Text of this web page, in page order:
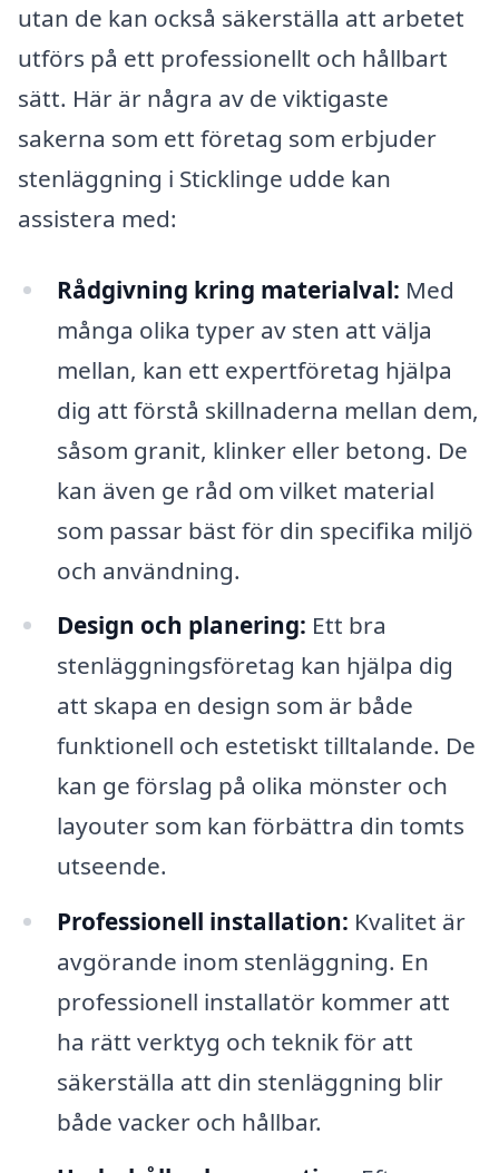
utan de kan också säkerställa att arbetet
utförs på ett professionellt och hållbart
sätt. Här är några av de viktigaste
sakerna som ett företag som erbjuder
stenläggning i Sticklinge udde kan
assistera med:
Rådgivning kring materialval: Med
många olika typer av sten att välja
mellan, kan ett expertföretag hjälpa
dig att förstå skillnaderna mellan dem,
såsom granit, klinker eller betong. De
kan även ge råd om vilket material
som passar bäst för din specifika miljö
och användning.
Design och planering: Ett bra
stenläggningsföretag kan hjälpa dig
att skapa en design som är både
funktionell och estetiskt tilltalande. De
kan ge förslag på olika mönster och
layouter som kan förbättra din tomts
utseende.
Professionell installation: Kvalitet är
avgörande inom stenläggning. En
professionell installatör kommer att
ha rätt verktyg och teknik för att
säkerställa att din stenläggning blir
både vacker och hållbar.